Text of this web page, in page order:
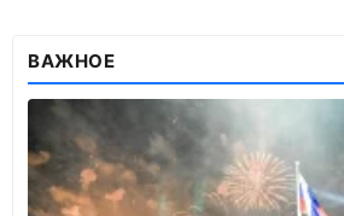
ВАЖНОЕ